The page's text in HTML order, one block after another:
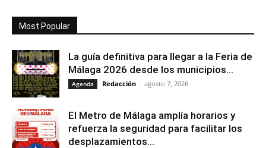
Most Popular
La guía definitiva para llegar a la Feria de
Málaga 2026 desde los municipios...
Agenda Redacción - agosto 7, 2026
El Metro de Málaga amplía horarios y
refuerza la seguridad para facilitar los
desplazamientos...